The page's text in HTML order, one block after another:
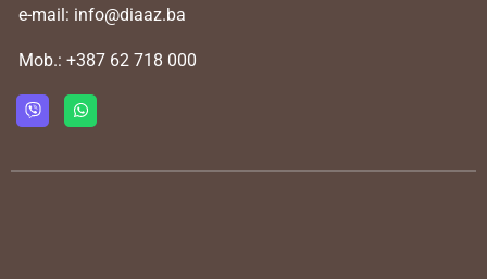
e-mail: info@diaaz.ba
Mob.: +387 62 718 000